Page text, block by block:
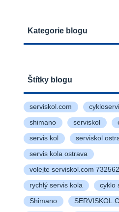
Kategorie blogu
Štítky blogu
serviskol.com
shimano serviskol
servis kol serviskol
servis kola ostrava
volejte serviskol.com
rychlý servis kola cyklo
Shimano